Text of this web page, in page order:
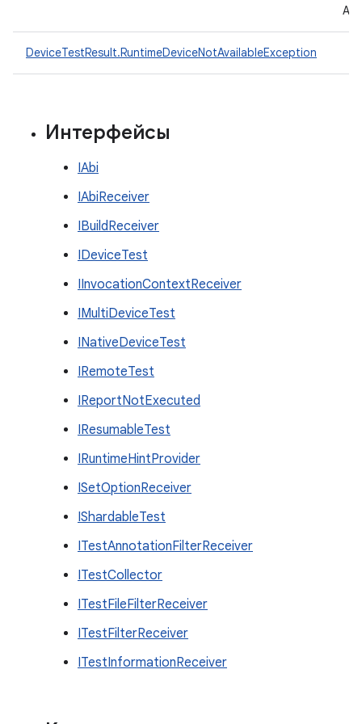
DeviceTestResult.RuntimeDeviceNotAvailableException
Интерфейсы
IAbi
IAbiReceiver
IBuildReceiver
IDeviceTest
IInvocationContextReceiver
IMultiDeviceTest
INativeDeviceTest
IRemoteTest
IReportNotExecuted
IResumableTest
IRuntimeHintProvider
ISetOptionReceiver
IShardableTest
ITestAnnotationFilterReceiver
ITestCollector
ITestFileFilterReceiver
ITestFilterReceiver
ITestInformationReceiver